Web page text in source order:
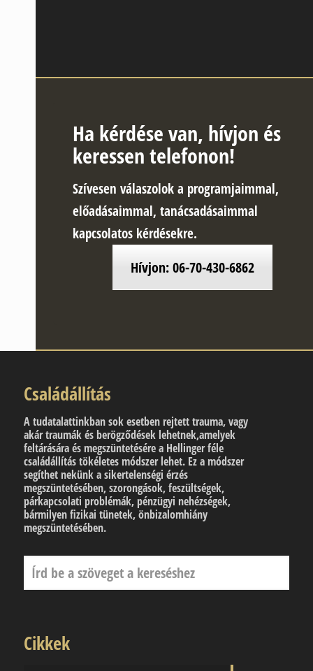
Ha kérdése van, hívjon és
keressen telefonon!
Szívesen válaszolok a programjaimmal,
előadásaimmal, tanácsadásaimmal
kapcsolatos kérdésekre.
Hívjon: 06-70-430-6862
Családállítás
A tudatalattinkban sok esetben rejtett trauma, vagy
akár traumák és berögződések lehetnek,amelyek
feltárására és megszüntetésére a Hellinger féle
családállítás tökéletes módszer lehet. Ez a módszer
segíthet nekünk a sikertelenségi érzés
megszüntetésében, szorongások, feszültségek,
párkapcsolati problémák, pénzügyi nehézségek,
bármilyen fizikai tünetek, önbizalomhiány
megszüntetésében.
Cikkek